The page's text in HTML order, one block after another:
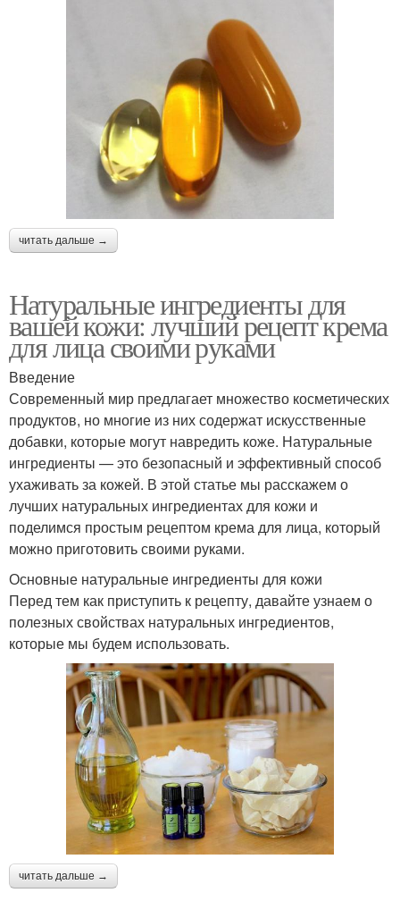
читать дальше →
Натуральные ингредиенты для
вашей кожи: лучший рецепт крема
для лица своими руками
Введение
Современный мир предлагает множество косметических
продуктов, но многие из них содержат искусственные
добавки, которые могут навредить коже. Натуральные
ингредиенты — это безопасный и эффективный способ
ухаживать за кожей. В этой статье мы расскажем о
лучших натуральных ингредиентах для кожи и
поделимся простым рецептом крема для лица, который
можно приготовить своими руками.
Основные натуральные ингредиенты для кожи
Перед тем как приступить к рецепту, давайте узнаем о
полезных свойствах натуральных ингредиентов,
которые мы будем использовать.
читать дальше →